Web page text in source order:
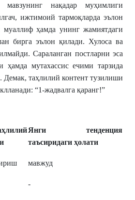
мавзунинг нақадар муҳимлиги
ижтимоий тармоқларда эълон
муаллиф ҳамда унинг жамиятдаги
бирга эълон қилади. Хулоса ва
Сараланган постларни эса
ҳамда мутахассис ечими тарзида
таҳлилий контент тузилиши
“1-жадвалга қаранг!”
Янги тенденция
таъсиридаги ҳолати
мавжуд
-